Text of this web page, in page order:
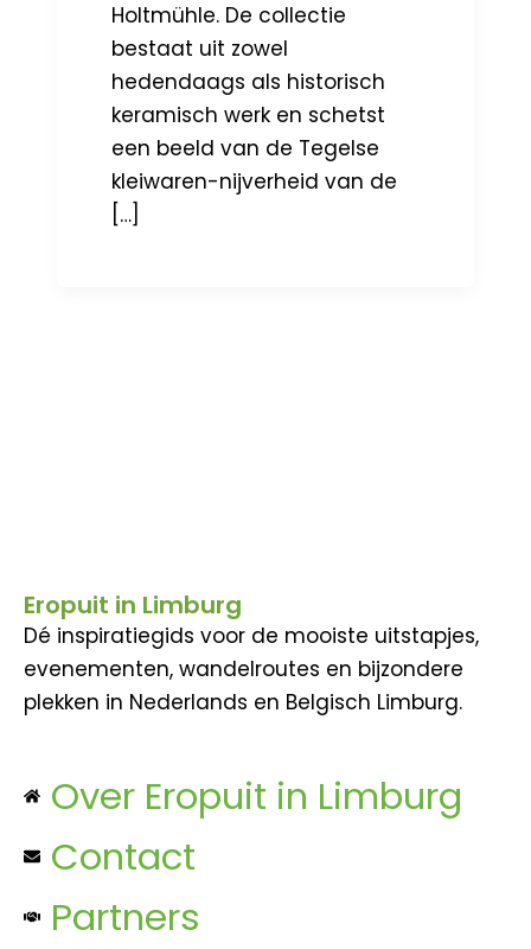
Holtmühle. De collectie
bestaat uit zowel
hedendaags als historisch
keramisch werk en schetst
een beeld van de Tegelse
kleiwaren-nijverheid van de
[…]
Eropuit in Limburg
Dé inspiratiegids voor de mooiste uitstapjes,
evenementen, wandelroutes en bijzondere
plekken in Nederlands en Belgisch Limburg.
Over Eropuit in Limburg
Contact
Partners